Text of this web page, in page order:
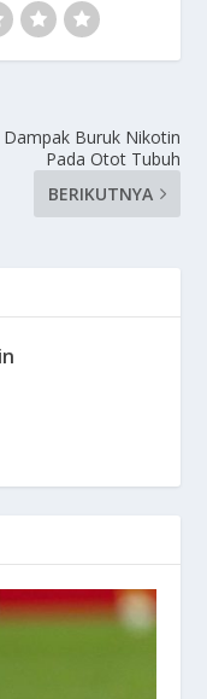
Dampak Buruk Nikotin
Pada Otot Tubuh
BERIKUTNYA